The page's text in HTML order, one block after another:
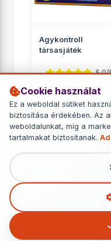
Cookie használat
Ez a weboldal sütiket
biztosítása érdekében. Az
weboldalunkat, míg a
tartalmakat biztosítanak.
Agykontroll
társasjáték
5.0/
Kvíz
3 499 Ft
RÉSZLETEK